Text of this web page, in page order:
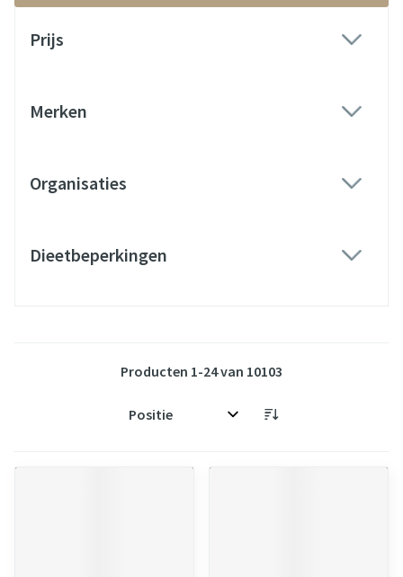
Prijs
Merken
Organisaties
Dieetbeperkingen
Producten 1-24van 10103
Sorteer op: